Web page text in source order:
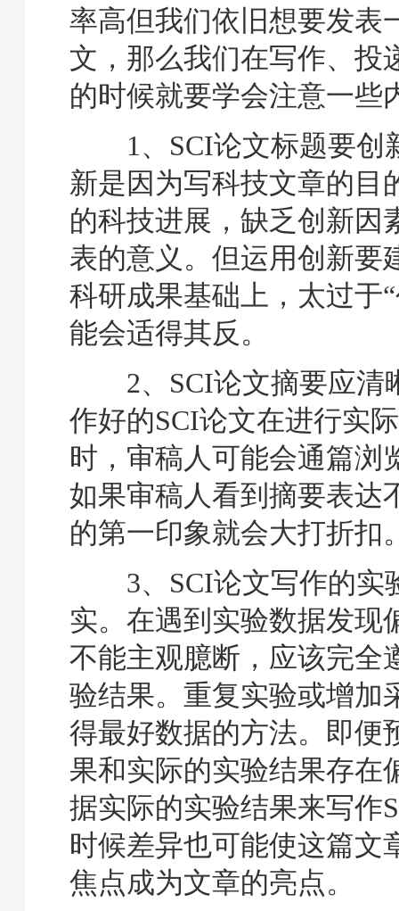
率高但我们依旧想要发表
文，那么我们在写作、投
的时候就要学会注意一些
1、SCI论文标题要创
新是因为写科技文章的目
的科技进展，缺乏创新因
表的意义。但运用创新要
科研成果基础上，太过于
能会适得其反。
2、SCI论文摘要应清
作好的SCI论文在进行实
时，审稿人可能会通篇浏
如果审稿人看到摘要表达
的第一印象就会大打折扣
3、SCI论文写作的实
实。在遇到实验数据发现
不能主观臆断，应该完全
验结果。重复实验或增加
得最好数据的方法。即便
果和实际的实验结果存在
据实际的实验结果来写作
时候差异也可能使这篇文
焦点成为文章的亮点。